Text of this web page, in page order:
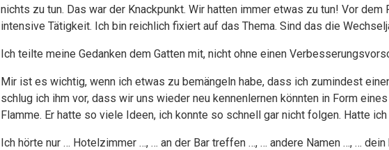
nichts zu tun. Das war der Knackpunkt. Wir hatten immer etwas zu tun! Vor
intensive Tätigkeit. Ich bin reichlich fixiert auf das Thema. Sind das die
Ich teilte meine Gedanken dem Gatten mit, nicht ohne einen
Mir ist es wichtig, wenn ich etwas zu bemängeln habe, dass ich zumindest
schlug ich ihm vor, dass wir uns wieder neu kennenlernen könnten in Form
Flamme. Er hatte so viele Ideen, ich konnte so schnell gar nicht folgen. Hatte
Ich hörte nur … Hotelzimmer …, … an der Bar treffen …, … andere Namen …, …